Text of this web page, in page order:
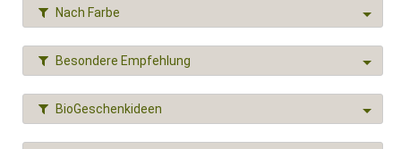
Nach Farbe
Besondere Empfehlung
BioGeschenkideen